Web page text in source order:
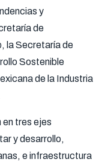
y
de
la Secretaría de
Sostenible
de la Industria
en tres ejes
y desarrollo,
e infraestructura